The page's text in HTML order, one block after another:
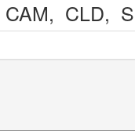
CAM, CLD,